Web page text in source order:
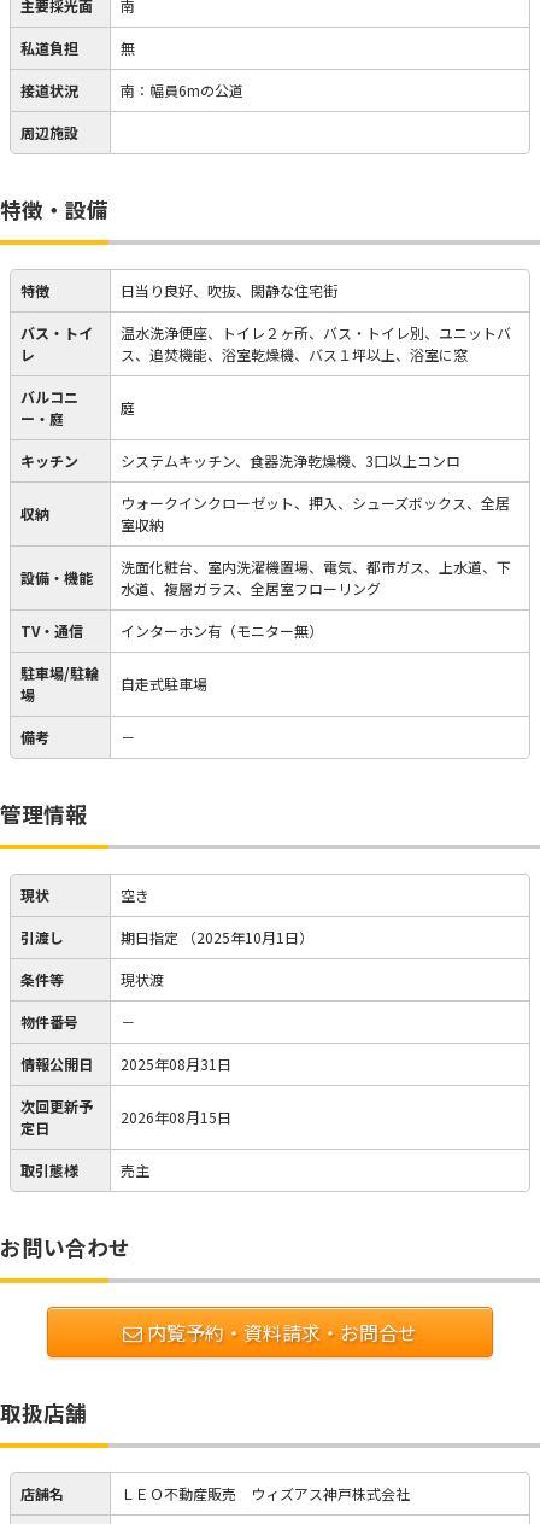
主要採光面 南
私道負担 無
接道状況 南：幅員6mの公道
周辺施設
特徴・設備
特徴 日当り良好、吹抜、閑静な住宅街
バス・トイ
レ
温水洗浄便座、トイレ２ヶ所、バス・トイレ別、ユニットバ
ス、追焚機能、浴室乾燥機、バス１坪以上、浴室に窓
バルコニ
ー・庭
庭
キッチン システムキッチン、食器洗浄乾燥機、3口以上コンロ
収納
ウォークインクローゼット、押入、シューズボックス、全居
室収納
設備・機能
洗面化粧台、室内洗濯機置場、電気、都市ガス、上水道、下
水道、複層ガラス、全居室フローリング
TV・通信 インターホン有（モニター無）
駐車場/駐輪
場
自走式駐車場
備考 －
管理情報
現状 空き
引渡し 期日指定 （2025年10月1日）
条件等 現状渡
物件番号 －
情報公開日 2025年08月31日
次回更新予
定日
2026年08月15日
取引態様 売主
お問い合わせ
内覧予約・資料請求・お問合せ
取扱店舗
店舗名 ＬＥＯ不動産販売 ウィズアス神戸株式会社